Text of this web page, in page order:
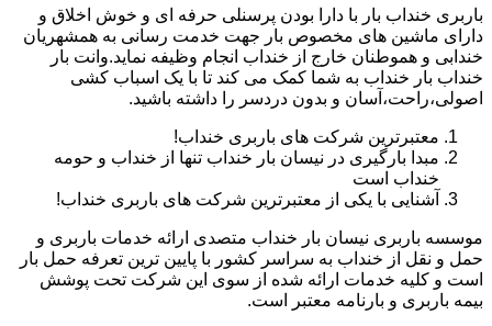
باربری خنداب بار با دارا بودن پرسنلی حرفه ای و خوش اخلاق و
دارای ماشین های مخصوص بار جهت خدمت رسانی به همشهریان
خندابی و هموطنان خارج از خنداب انجام وظیفه نماید.وانت بار
خنداب بار خنداب به شما کمک می کند تا با یک اسباب کشی
اصولی،راحت،آسان و بدون دردسر را داشته باشید.
معتبرترین شرکت های باربری خنداب!
مبدا بارگیری در نیسان بار خنداب تنها از خنداب و حومه
خنداب است
آشنایی با یکی از معتبرترین شرکت های باربری خنداب!
موسسه باربری نیسان بار خنداب متصدی ارائه خدمات باربری و
حمل و نقل از خنداب به سراسر کشور با پایین ترین تعرفه حمل بار
است و کلیه خدمات ارائه شده از سوی این شرکت تحت پوشش
بیمه باربری و بارنامه معتبر است.